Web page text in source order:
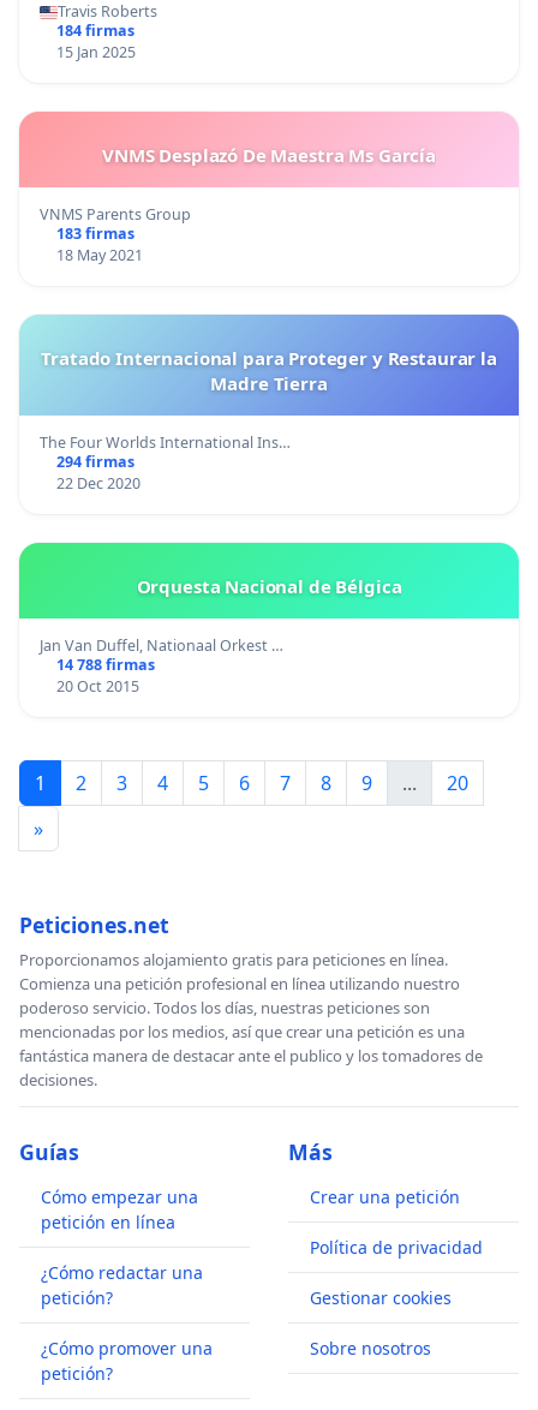
Travis Roberts
184 firmas
15 Jan 2025
VNMS Desplazó De Maestra Ms García
VNMS Parents Group
183 firmas
18 May 2021
Tratado Internacional para Proteger y Restaurar la
Madre Tierra
The Four Worlds International Ins…
294 firmas
22 Dec 2020
Orquesta Nacional de Bélgica
Jan Van Duffel, Nationaal Orkest …
14 788 firmas
20 Oct 2015
1 2 3 4 5 6 7 8 9 ...
20
»
Peticiones.net
Proporcionamos alojamiento gratis para peticiones en línea.
Comienza una petición profesional en línea utilizando nuestro
poderoso servicio. Todos los días, nuestras peticiones son
mencionadas por los medios, así que crear una petición es una
fantástica manera de destacar ante el publico y los tomadores de
decisiones.
Guías
Cómo empezar una
petición en línea
¿Cómo redactar una
petición?
¿Cómo promover una
petición?
Más
Crear una petición
Política de privacidad
Gestionar cookies
Sobre nosotros